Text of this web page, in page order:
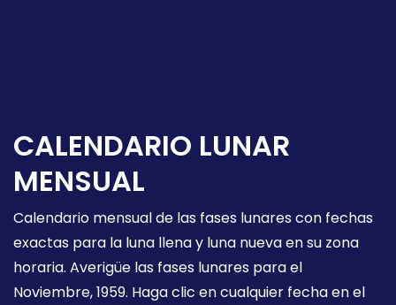
CALENDARIO LUNAR
MENSUAL
Calendario mensual de las fases lunares con fechas
exactas para la luna llena y luna nueva en su zona
horaria. Averigüe las fases lunares para el
Noviembre, 1959. Haga clic en cualquier fecha en el